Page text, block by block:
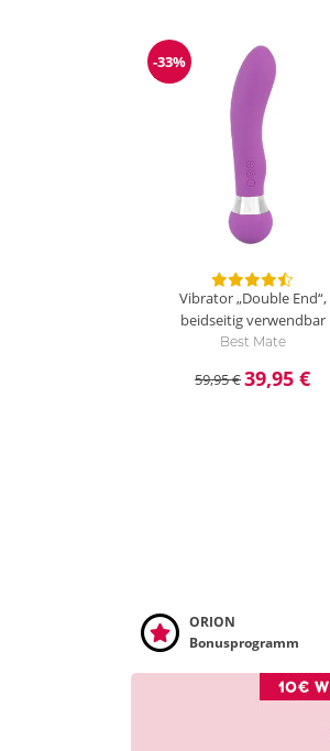
Reduzierung
-33%
Vibrator „Double End“,
beidseitig verwendbar
Best Mate
59,95 €39,95 €
ORION
Bonusprogramm